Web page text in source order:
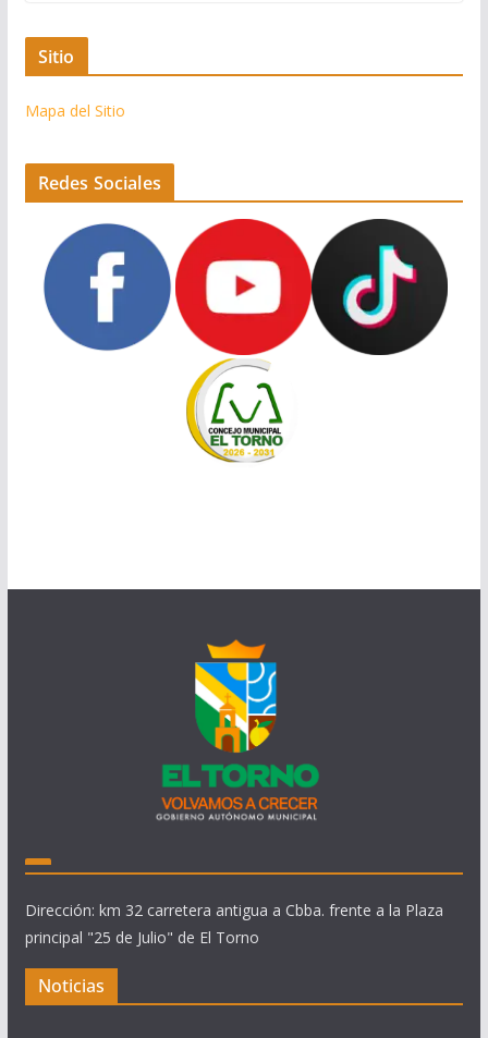
Sitio
Mapa del Sitio
Redes Sociales
Dirección: km 32 carretera antigua a Cbba. frente a la Plaza
principal "25 de Julio" de El Torno
Noticias